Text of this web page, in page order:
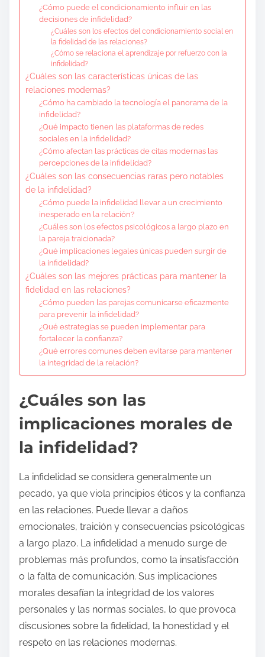
¿Cómo puede el condicionamiento influir en las
decisiones de infidelidad?
¿Cuáles son los efectos del condicionamiento social en
la fidelidad de las relaciones?
¿Cómo se relaciona el aprendizaje por refuerzo con la
infidelidad?
¿Cuáles son las características únicas de las
relaciones modernas?
¿Cómo ha cambiado la tecnología el panorama de la
infidelidad?
¿Qué impacto tienen las plataformas de redes
sociales en la infidelidad?
¿Cómo afectan las prácticas de citas modernas las
percepciones de la infidelidad?
¿Cuáles son las consecuencias raras pero notables
de la infidelidad?
¿Cómo puede la infidelidad llevar a un crecimiento
inesperado en la relación?
¿Cuáles son los efectos psicológicos a largo plazo en
la pareja traicionada?
¿Qué implicaciones legales únicas pueden surgir de
la infidelidad?
¿Cuáles son las mejores prácticas para mantener la
fidelidad en las relaciones?
¿Cómo pueden las parejas comunicarse eficazmente
para prevenir la infidelidad?
¿Qué estrategias se pueden implementar para
fortalecer la confianza?
¿Qué errores comunes deben evitarse para mantener
la integridad de la relación?
¿Cuáles son las
implicaciones morales de
la infidelidad?
La infidelidad se considera generalmente un
pecado, ya que viola principios éticos y la confianza
en las relaciones. Puede llevar a daños
emocionales, traición y consecuencias psicológicas
a largo plazo. La infidelidad a menudo surge de
problemas más profundos, como la insatisfacción
o la falta de comunicación. Sus implicaciones
morales desafían la integridad de los valores
personales y las normas sociales, lo que provoca
discusiones sobre la fidelidad, la honestidad y el
respeto en las relaciones modernas.